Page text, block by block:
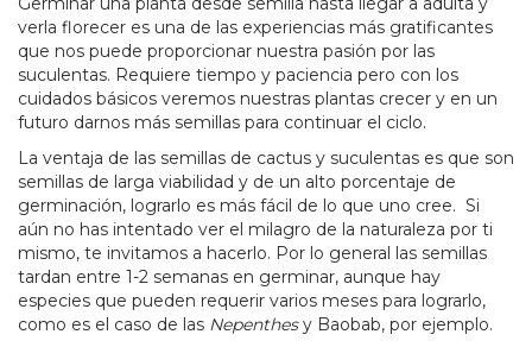
verla florecer es una de las experiencias más gratificantes
que nos puede proporcionar nuestra pasión por las
suculentas. Requiere tiempo y paciencia pero con los
cuidados básicos veremos nuestras plantas crecer y en un
futuro darnos más semillas para continuar el ciclo.
La ventaja de las semillas de cactus y suculentas es que son
semillas de larga viabilidad y de un alto porcentaje de
germinación, lograrlo es más fácil de lo que uno cree. Si
aún no has intentado ver el milagro de la naturaleza por ti
mismo, te invitamos a hacerlo. Por lo general las semillas
tardan entre 1-2 semanas en germinar, aunque hay
especies que pueden requerir varios meses para lograrlo,
como es el caso de las Nepenthesy Baobab, por ejemplo.